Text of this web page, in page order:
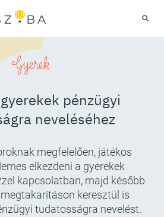
Gyerek
pénzügyi
neveléséhez
megfelelően, játékos
elkezdeni a gyerekek
kapcsolatban, majd később
keresztül is
tudatosságra nevelést.